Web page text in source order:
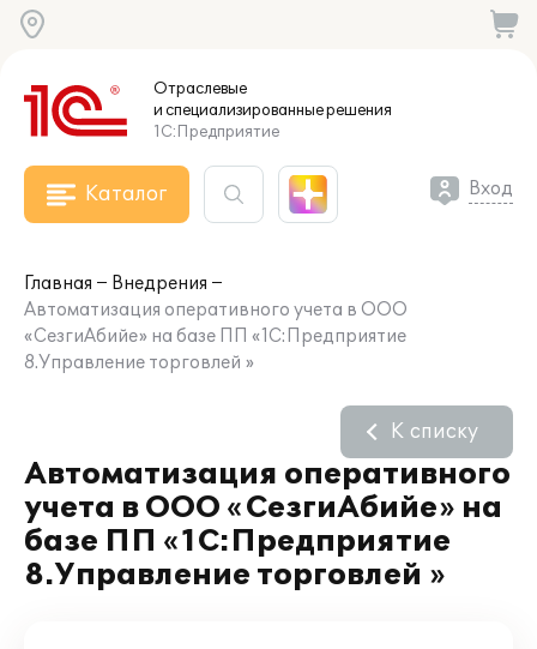
Отраслевые
и специализированныерешения
1С:Предприятие
Каталог Вход
Главная
Внедрения
Автоматизация оперативного учета в ООО
«СезгиАбийе» на базе ПП «1С:Предприятие
8.Управление торговлей »
Автоматизация оперативного
учета в ООО «СезгиАбийе» на
базе ПП «1С:Предприятие
8.Управление торговлей »
К списку